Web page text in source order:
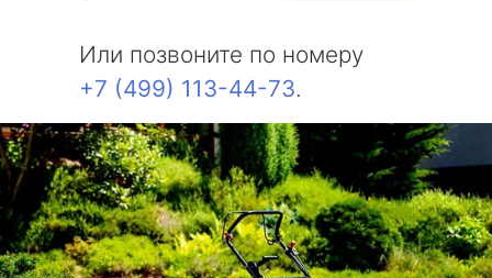
Или позвоните по номеру
+7 (499) 113-44-73.